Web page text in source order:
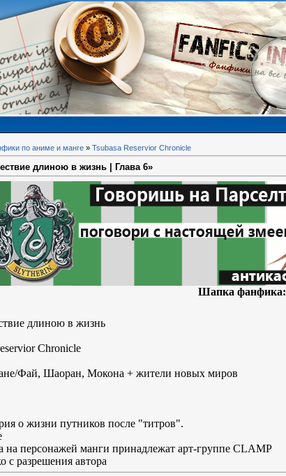
по аниме и манге » Tsubasa Reservior Chronicle
длиною в жизнь | Глава 6»
Шапка фанфика:
длиною в жизнь
Chronicle
Фай, Шаоран, Мокона + жители новых миров
о жизни путников после "титров".
на персонажей манги принадлежат арт-группе CLAMP
с разрешения автора